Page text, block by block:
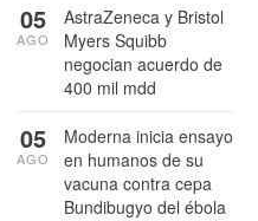
AstraZeneca y Bristol
Myers Squibb
negocian acuerdo de
400 mil mdd
05
AGO
Moderna inicia ensayo
en humanos de su
vacuna contra cepa
Bundibugyo del ébola
05
AGO